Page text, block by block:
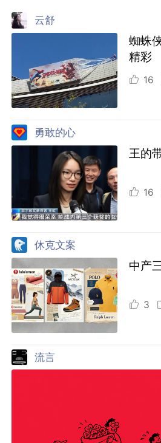
云舒
蜘蛛
精彩
16
勇敢的心
王的
16
休克文案
中产
3
流言